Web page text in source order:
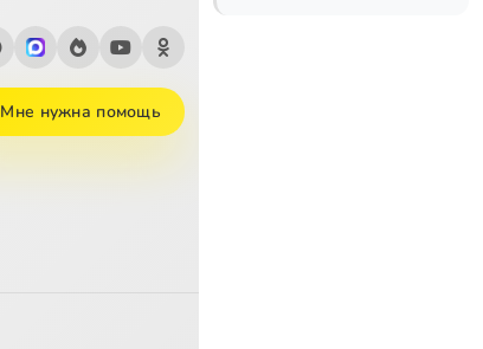
Мне нужна помощь